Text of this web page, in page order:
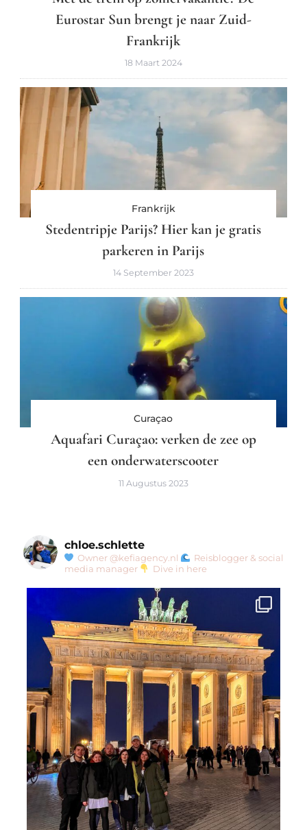
Eurostar Sun brengt je naar Zuid-
Frankrijk
18 Maart 2024
Frankrijk
Stedentripje Parijs? Hier kan je gratis
parkeren in Parijs
14 September 2023
Curaçao
Aquafari Curaçao: verken de zee op
een onderwaterscooter
11 Augustus 2023
chloe.schlette
Owner @kefiagency.nl
Reisblogger & social
media manager
Dive in here